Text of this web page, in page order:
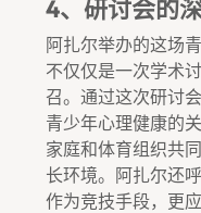
4、研讨会的
阿扎尔举办的这场
不仅仅是一次学术
召。通过这次研讨
青少年心理健康的
家庭和体育组织共
长环境。阿扎尔还
作为竞技手段，更